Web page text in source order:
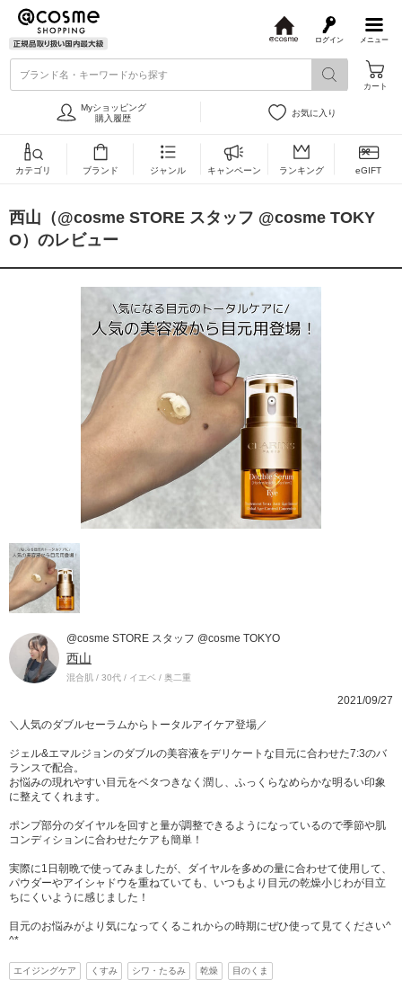
メニュー
ログイン
s
ブランド名・キーワードから探す
カート
Myショッピング
購入履歴
お気に入り
カテゴリ ブランド ジャンル キャンペーン ランキング eGIFT
西山（@cosme STORE スタッフ @cosme TOKY
O）のレビュー
@cosme STORE スタッフ @cosme TOKYO
西山
混合肌 / 30代 / イエベ / 奥二重
2021/09/27
＼人気のダブルセーラムからトータルアイケア登場／
ジェル&エマルジョンのダブルの美容液をデリケートな目元に合わせた7:3のバ
ランスで配合。
お悩みの現れやすい目元をベタつきなく潤し、ふっくらなめらかな明るい印象
に整えてくれます。
ポンプ部分のダイヤルを回すと量が調整できるようになっているので季節や肌
コンディションに合わせたケアも簡単！
実際に1日朝晩で使ってみましたが、ダイヤルを多めの量に合わせて使用して、
パウダーやアイシャドウを重ねていても、いつもより目元の乾燥小じわが目立
ちにくいように感じました！
目元のお悩みがより気になってくるこれからの時期にぜひ使って見てください^
^*
エイジングケア くすみ シワ・たるみ 乾燥 目のくま